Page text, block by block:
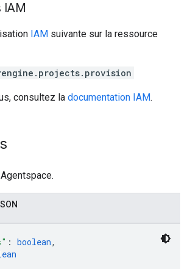
IAM suivante sur la ressource
consultez la documentation IAM.
: boolean,